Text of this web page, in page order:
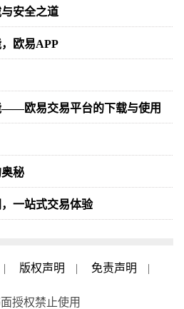
安全之道
欧易APP
——欧易交易平台的下载与使用
秘
一站式交易体验
| 版权声明 | 免责声明
|
授权禁止使用